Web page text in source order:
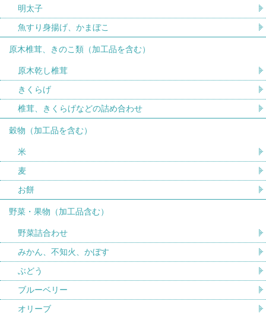
明太子
魚すり身揚げ、かまぼこ
原木椎茸、きのこ類（加工品を含む）
原木乾し椎茸
きくらげ
椎茸、きくらげなどの詰め合わせ
穀物（加工品を含む）
米
麦
お餅
野菜・果物（加工品含む）
野菜詰合わせ
みかん、不知火、かぼす
ぶどう
ブルーベリー
オリーブ